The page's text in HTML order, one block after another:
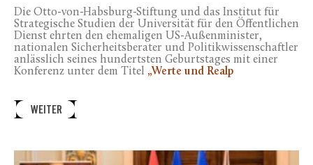
Die Otto-von-Habsburg-Stiftung und das Institut für
Strategische Studien der Universität für den Öffentlichen
Dienst ehrten den ehemaligen US-Außenminister,
nationalen Sicherheitsberater und Politikwissenschaftler
anlässlich seines hundertsten Geburtstages mit einer
Konferenz unter dem Titel „Werte und Realp
WEITER